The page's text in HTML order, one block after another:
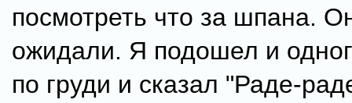
посмотреть что за шпана.
ожидали. Я подошел и
по груди и сказал "Раде-